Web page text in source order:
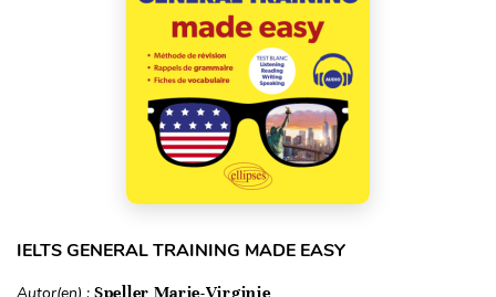
IELTS GENERAL TRAINING MADE EASY
Speller Marie-Virginie